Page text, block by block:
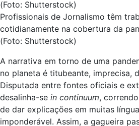
Profissionais de Jornalismo têm
cotidianamente na cobertura da
(Foto: Shutterstock)
A narrativa em torno de uma
no planeta é titubeante, imprecisa,
Disputada entre fontes oficiais e
desalinha-se in continuum,
de dar explicações em muitas
imponderável. Assim, a gagueira